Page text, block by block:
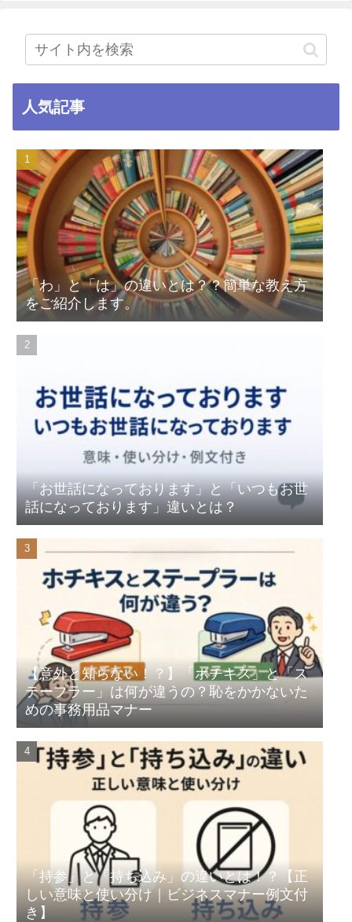
人気記事
「わ」と「は」の違いとは？？簡単な教え方
をご紹介します。
「お世話になっております」と「いつもお世
話になっております」違いとは？
【意外と知らない！？】「ホチキス」と「ス
テープラー」は何が違うの？恥をかかないた
めの事務用品マナー
「持参」と「持ち込み」の違いとは！？【正
しい意味と使い分け｜ビジネスマナー例文付
き】